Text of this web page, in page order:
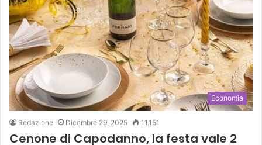
Economia
Redazione Dicembre 29, 2025 11.151
Cenone di Capodanno, la festa vale 2